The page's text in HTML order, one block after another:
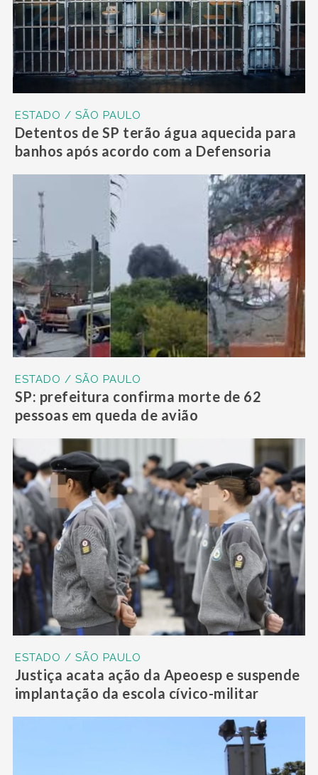
ESTADO / SÃO PAULO
Detentos de SP terão água aquecida para
banhos após acordo com a Defensoria
ESTADO / SÃO PAULO
SP: prefeitura confirma morte de 62
pessoas em queda de avião
ESTADO / SÃO PAULO
Justiça acata ação da Apeoesp e suspende
implantação da escola cívico-militar